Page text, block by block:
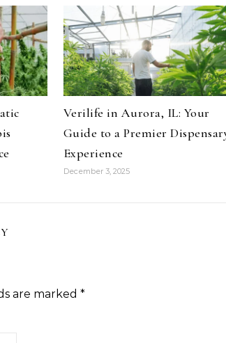
Verilife in Aurora, IL: Your
Guide to a Premier
Experience
December 3, 2025
are marked *